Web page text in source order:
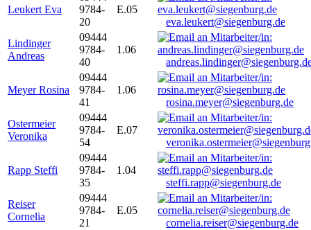
Leukert Eva
9784-
20
E.05
eva.leukert@siegenburg.de
Lindinger
Andreas
09444
9784-
40
1.06
Meyer Rosina
09444
9784-
41
1.06
rosina.meyer@siegenburg.de
Ostermeier
Veronika
09444
9784-
54
E.07
Rapp Steffi
09444
9784-
35
1.04
steffi.rapp@siegenburg.de
Reiser
Cornelia
09444
9784-
21
E.05
cornelia.reiser@siegenburg.de